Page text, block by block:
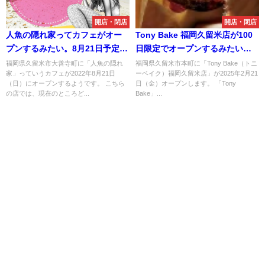
開店・閉店
人魚の隠れ家ってカフェがオー
プンするみたい。8月21日予定
（久留米市大善寺町）
福岡県久留米市大善寺町に「人魚の隠れ
家」っていうカフェが2022年8月21日
（日）にオープンするようです。 こちら
の店では、現在のところど...
開店・閉店
Tony Bake 福岡久留米店が100
日限定でオープンするみたい。
全国各地で連日完売のチョコク
ロワッサンが福岡初上陸！
福岡県久留米市本町に「Tony Bake（トニ
ーベイク）福岡久留米店」が2025年2月21
日（金）オープンします。 「Tony
Bake」...